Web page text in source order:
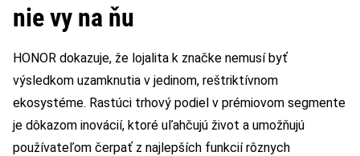
nie vy na ňu
HONOR dokazuje, že lojalita k značke nemusí byť
výsledkom uzamknutia v jedinom, reštriktívnom
ekosystéme. Rastúci trhový podiel v prémiovom segmente
je dôkazom inovácií, ktoré uľahčujú život a umožňujú
používateľom čerpať z najlepších funkcií rôznych